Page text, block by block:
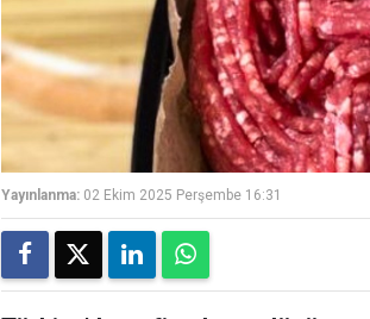
Yayınlanma: 02 Ekim 2025 Perşembe 16:31